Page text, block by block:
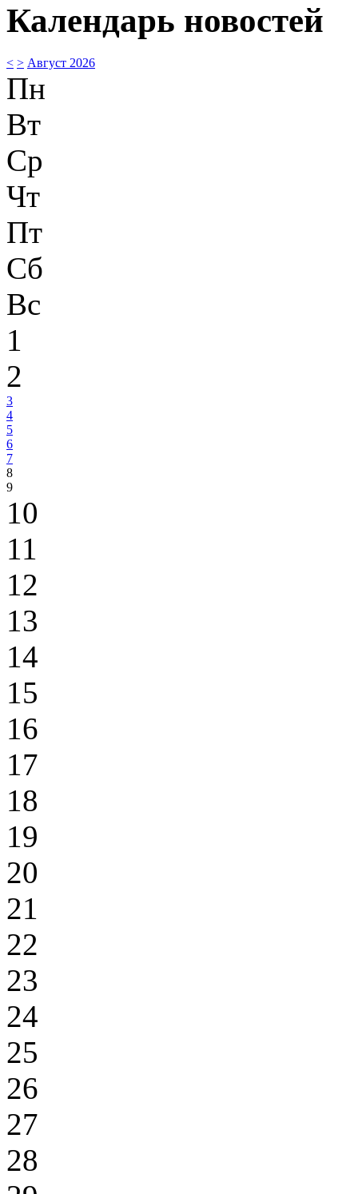
Календарь новостей
< > Август 2026
Пн
Вт
Ср
Чт
Пт
Сб
Вс
1
2
3
4
5
6
7
8
9
10
11
12
13
14
15
16
17
18
19
20
21
22
23
24
25
26
27
28